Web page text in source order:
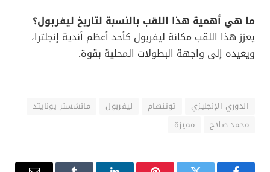
ما هي أهمية هذا اللقب بالنسبة لتاريخ ليفربول؟
يعزز هذا اللقب مكانة ليفربول كأحد أعظم أندية إنجلترا،
ويعيده إلى واجهة البطولات المحلية بقوة.
الدوري الإنجليزي توتنهام ليفربول
مانشستر يونايتد
محمد صلاح
مميزة